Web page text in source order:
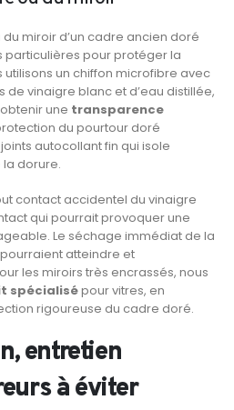
miroir d’un cadre ancien doré
pour protéger la
utilisons un chiffon microfibre avec
de vinaigre blanc et d’eau distillée,
une transparence
du pourtour doré
autocollant fin qui isole
dorure.
contact accidentel du vinaigre
qui pourrait provoquer une
Le séchage immédiat de la
atteindre et
les miroirs très encrassés, nous
spécialisépour vitres, en
rigoureuse du cadre doré.
entretien
à éviter